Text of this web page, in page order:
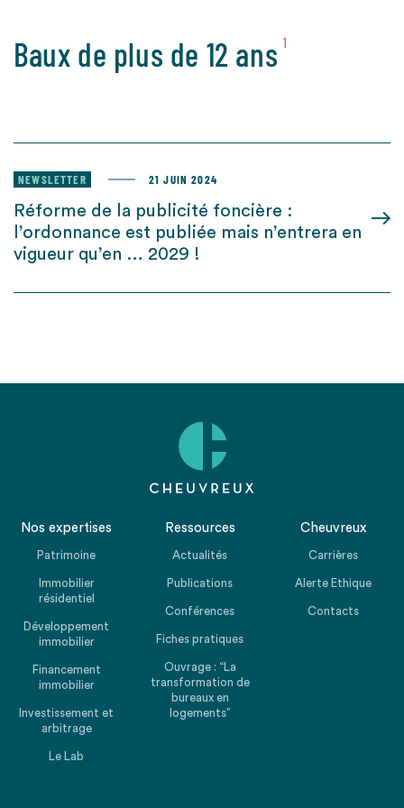
Baux de plus de 12 ans 1
NEWSLETTER 21 JUIN 2024
Réforme de la publicité foncière :
l’ordonnance est publiée mais n’entrera en
vigueur qu’en … 2029 !
Nos expertises
Patrimoine
Immobilier
résidentiel
Développement
immobilier
Financement
immobilier
Investissement et
arbitrage
Le Lab
Ressources
Actualités
Publications
Conférences
Fiches pratiques
Ouvrage : “La
transformation de
bureaux en
logements”
Cheuvreux
Carrières
Alerte Ethique
Contacts